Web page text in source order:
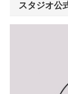
スタジオ公